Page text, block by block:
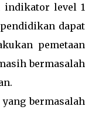
level 1
dapat
pemetaan
bermasalah
bermasalah